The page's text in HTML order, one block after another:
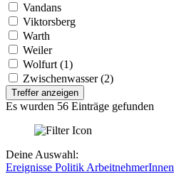
Vandans
Viktorsberg
Warth
Weiler
Wolfurt (1)
Zwischenwasser (2)
Treffer anzeigen
Es wurden 56 Einträge gefunden
Deine Auswahl:
Ereignisse Politik ArbeitnehmerInnen